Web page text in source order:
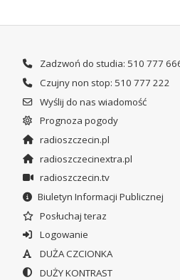
Zadzwoń do studia: 510 777
Czujny non stop: 510 777 222
Wyślij do nas wiadomość
Prognoza pogody
radioszczecin.pl
radioszczecinextra.pl
radioszczecin.tv
Biuletyn Informacji Publicznej
Posłuchaj teraz
Logowanie
DUŻA CZCIONKA
DUŻY KONTRAST